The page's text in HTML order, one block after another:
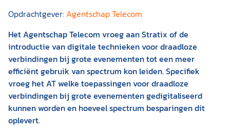
Opdrachtgever: Agentschap Telecom
Het Agentschap Telecom vroeg aan Stratix of de
introductie van digitale technieken voor draadloze
verbindingen bij grote evenementen tot een meer
efficiënt gebruik van spectrum kon leiden. Specifiek
vroeg het AT welke toepassingen voor draadloze
verbindingen bij grote evenementen gedigitaliseerd
kunnen worden en hoeveel spectrum besparingen dit
oplevert.